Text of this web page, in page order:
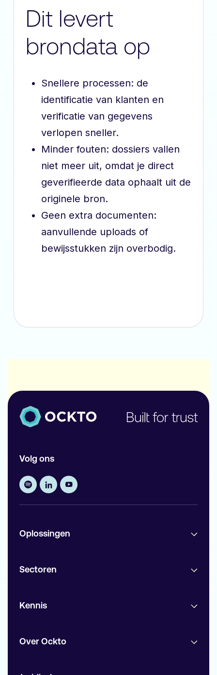
Dit levert
brondata op
Snellere processen: de
identificatie van klanten en
verificatie van gegevens
verlopen sneller.
Minder fouten: dossiers vallen
niet meer uit, omdat je direct
geverifieerde data ophaalt uit de
originele bron.
Geen extra documenten:
aanvullende uploads of
bewijsstukken zijn overbodig.
Oplossingen
Sectoren
Kennis
Volg ons
Over Ockto